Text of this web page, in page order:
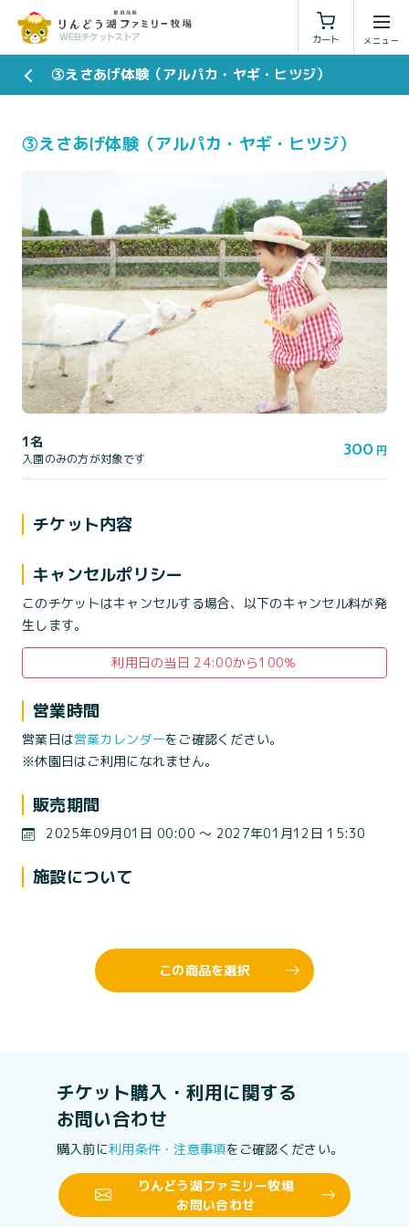
カート
利用規約 特定商取引法に基づく表示
③えさあげ体験（アルパカ・ヤギ・ヒツジ）
③えさあげ体験（アルパカ・ヤギ・ヒツジ）
1名
入園のみの方が対象です 300 円
チケット内容
キャンセルポリシー
このチケットはキャンセルする場合、以下のキャンセル料が発
生します。
利用日の当日 24:00から100％
営業時間
営業日は営業カレンダーをご確認ください。
※休園日はご利用になれません。
販売期間
2025年09月01日 00:00 〜 2027年01月12日 15:30
施設について
この商品を選択
チケット購入・利用に関する
お問い合わせ
購入前に利用条件・注意事項をご確認ください。
りんどう湖ファミリー牧場
お問い合わせ